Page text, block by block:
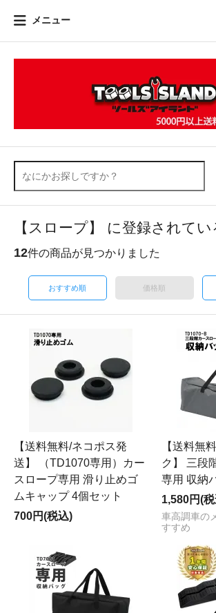
メニュー
【スロープ】 に登録されてい
12件の商品が見つかりました
おすすめ順 価格順
【送料無料/ネコポス発
送】 （TD1070専用）カー
スロープ専用 滑り止めゴ
ムキャップ 4個セット
700円(税込)
【送料無
ク】 三段
専用 収納
1,580円(
車高調車の
すすめ